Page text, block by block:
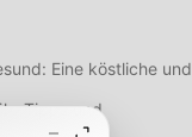
Eine köstliche und
- Tipps und